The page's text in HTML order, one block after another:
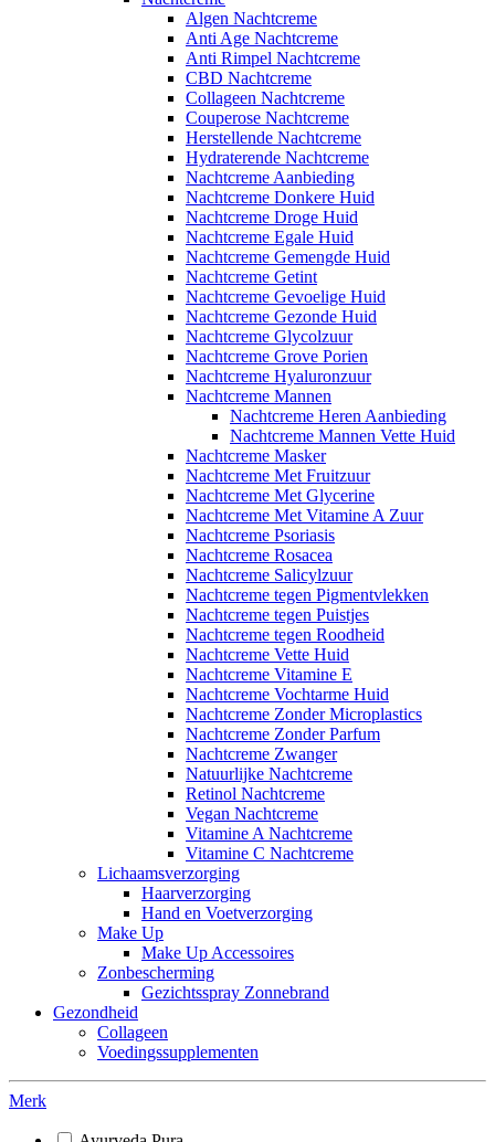
Algen Nachtcreme
Anti Age Nachtcreme
Anti Rimpel Nachtcreme
CBD Nachtcreme
Collageen Nachtcreme
Couperose Nachtcreme
Herstellende Nachtcreme
Hydraterende Nachtcreme
Nachtcreme Aanbieding
Nachtcreme Donkere Huid
Nachtcreme Droge Huid
Nachtcreme Egale Huid
Nachtcreme Gemengde Huid
Nachtcreme Getint
Nachtcreme Gevoelige Huid
Nachtcreme Gezonde Huid
Nachtcreme Glycolzuur
Nachtcreme Grove Porien
Nachtcreme Hyaluronzuur
Nachtcreme Mannen
Nachtcreme Heren Aanbieding
Nachtcreme Mannen Vette Huid
Nachtcreme Masker
Nachtcreme Met Fruitzuur
Nachtcreme Met Glycerine
Nachtcreme Met Vitamine A Zuur
Nachtcreme Psoriasis
Nachtcreme Rosacea
Nachtcreme Salicylzuur
Nachtcreme tegen Pigmentvlekken
Nachtcreme tegen Puistjes
Nachtcreme tegen Roodheid
Nachtcreme Vette Huid
Nachtcreme Vitamine E
Nachtcreme Vochtarme Huid
Nachtcreme Zonder Microplastics
Nachtcreme Zonder Parfum
Nachtcreme Zwanger
Natuurlijke Nachtcreme
Retinol Nachtcreme
Vegan Nachtcreme
Vitamine A Nachtcreme
Vitamine C Nachtcreme
Lichaamsverzorging
Haarverzorging
Hand en Voetverzorging
Make Up
Make Up Accessoires
Zonbescherming
Gezichtsspray Zonnebrand
Gezondheid
Collageen
Voedingssupplementen
Merk